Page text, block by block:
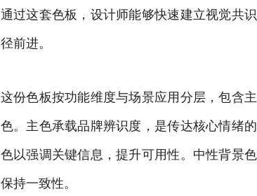
通过这套色板，设计师能够快速建立视觉共
径前进。
这份色板按功能维度与场景应用分层，包含
色。主色承载品牌辨识度，是传达核心情绪
色以强调关键信息，提升可用性。中性背景
保持一致性。